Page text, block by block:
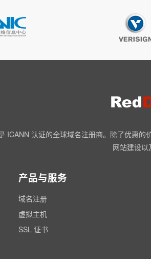
ICANN 认证的全球域名注册商。除了优惠的
网站建设以
产品与服务
域名注册
虚拟主机
SSL 证书